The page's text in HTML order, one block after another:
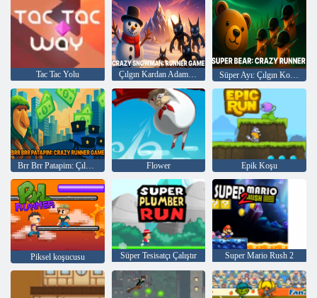
Tac Tac Yolu Çılgın Kardan Adam: Koşucu Oyunu Süper Ayı: Çılgın Koşucu
Brr Brr Patapim: Çılgın Koşucu Oyunu Flower Epik Koşu
Piksel koşucusu Süper Tesisatçı Çalıştır Super Mario Rush 2